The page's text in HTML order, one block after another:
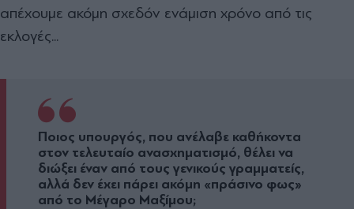
απέχουµε ακόµη σχεδόν ενάµιση χρόνο από τις
εκλογές...
Ποιος υπουργός, που ανέλαβε καθήκοντα
στον τελευταίο ανασχηµατισµό, θέλει να
διώξει έναν από τους γενικούς γραµµατείς,
αλλά δεν έχει πάρει ακόµη «πράσινο φως»
από το Μέγαρο Μαξίµου;